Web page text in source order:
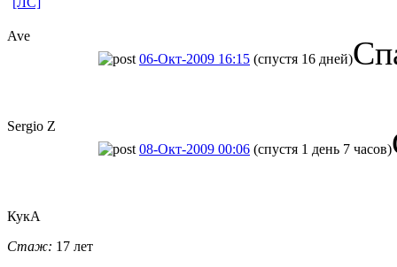
Ave
06-Окт-2009 16:15 (спустя 16 дней)
Sergio Z
08-Окт-2009 00:06 (спустя 1 день 7 часов)
КукА
Стаж: 17 лет